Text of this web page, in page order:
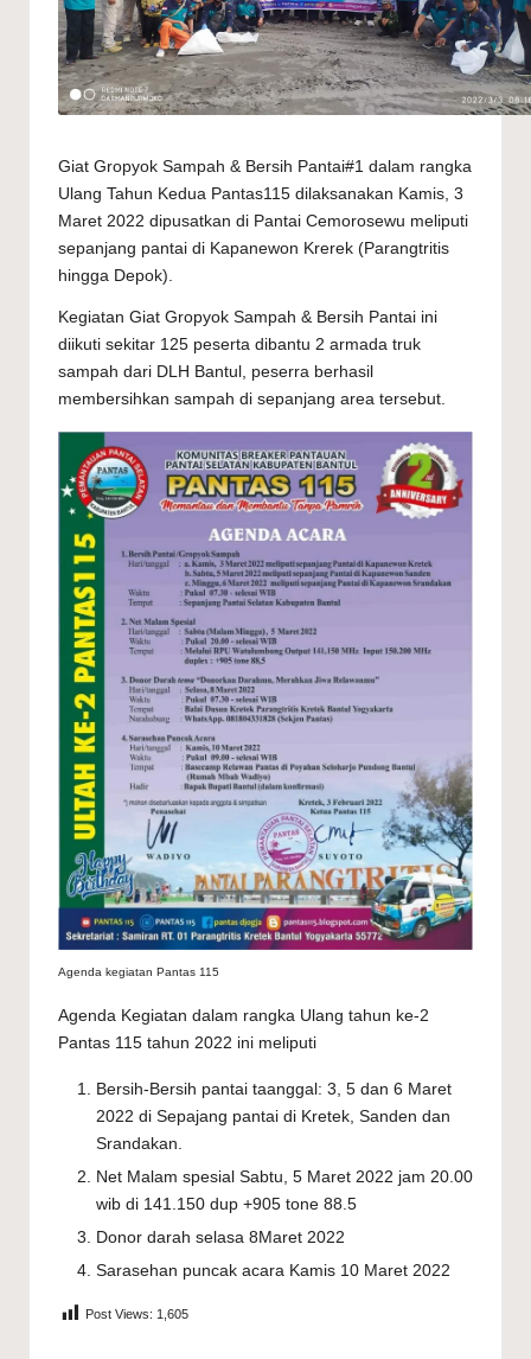
Giat Gropyok Sampah & Bersih Pantai#1 dalam rangka
Ulang Tahun Kedua Pantas115 dilaksanakan Kamis, 3
Maret 2022 dipusatkan di Pantai Cemorosewu meliputi
sepanjang pantai di Kapanewon Krerek (Parangtritis
hingga Depok).
Kegiatan Giat Gropyok Sampah & Bersih Pantai ini
diikuti sekitar 125 peserta dibantu 2 armada truk
sampah dari DLH Bantul, peserra berhasil
membersihkan sampah di sepanjang area tersebut.
Agenda kegiatan Pantas 115
Agenda Kegiatan dalam rangka Ulang tahun ke-2
Pantas 115 tahun 2022 ini meliputi
Bersih-Bersih pantai taanggal: 3, 5 dan 6 Maret
2022 di Sepajang pantai di Kretek, Sanden dan
Srandakan.
Net Malam spesial Sabtu, 5 Maret 2022 jam 20.00
wib di 141.150 dup +905 tone 88.5
Donor darah selasa 8Maret 2022
Sarasehan puncak acara Kamis 10 Maret 2022
Post Views: 1,605